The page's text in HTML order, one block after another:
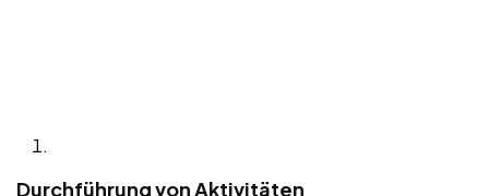
Durchführung von Aktivitäten